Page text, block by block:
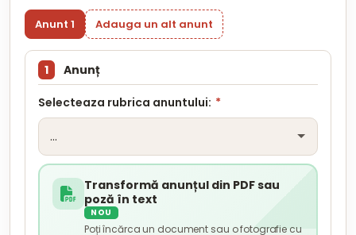
Anunt 1 Adauga un alt anunt
1 Anunț
Selecteaza rubrica anuntului: *
Transformă anunțul din PDF sau
poză în text
NOU
Poți încărca un document sau o fotografie cu